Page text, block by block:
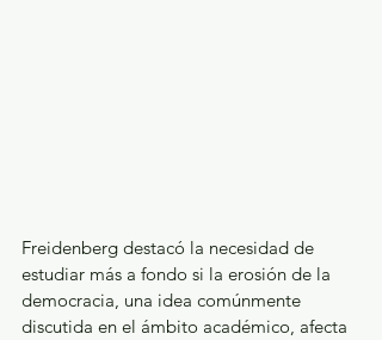
Freidenberg destacó la necesidad de
estudiar más a fondo si la erosión de la
democracia, una idea comúnmente
discutida en el ámbito académico, afecta